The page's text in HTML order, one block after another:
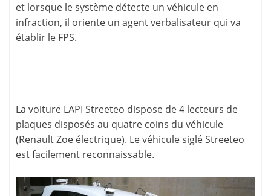
et lorsque le système détecte un véhicule en
infraction, il oriente un agent verbalisateur qui va
établir le FPS.
La voiture LAPI Streeteo dispose de 4 lecteurs de
plaques disposés au quatre coins du véhicule
(Renault Zoe électrique). Le véhicule siglé Streeteo
est facilement reconnaissable.